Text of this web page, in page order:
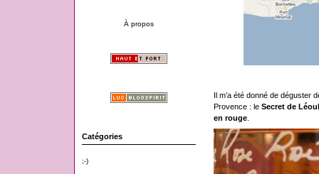
À propos
Catégories
;-)
Il m’a été donné de déguster
Provence : le Secret de
en rouge.